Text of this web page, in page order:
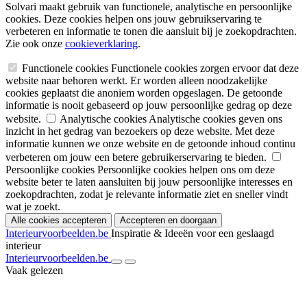
Solvari maakt gebruik van functionele, analytische en persoonlijke
cookies. Deze cookies helpen ons jouw gebruikservaring te
verbeteren en informatie te tonen die aansluit bij je zoekopdrachten.
Zie ook onze cookieverklaring.
Functionele cookies Functionele cookies zorgen ervoor dat deze
website naar behoren werkt. Er worden alleen noodzakelijke
cookies geplaatst die anoniem worden opgeslagen. De getoonde
informatie is nooit gebaseerd op jouw persoonlijke gedrag op deze
website.
Analytische cookies Analytische cookies geven ons
inzicht in het gedrag van bezoekers op deze website. Met deze
informatie kunnen we onze website en de getoonde inhoud continu
verbeteren om jouw een betere gebruikerservaring te bieden.
Persoonlijke cookies Persoonlijke cookies helpen ons om deze
website beter te laten aansluiten bij jouw persoonlijke interesses en
zoekopdrachten, zodat je relevante informatie ziet en sneller vindt
wat je zoekt.
Alle cookies accepteren Accepteren en doorgaan
Interieurvoorbeelden.be Inspiratie & Ideeën voor een geslaagd
interieur
Interieurvoorbeelden.be
Vaak gelezen